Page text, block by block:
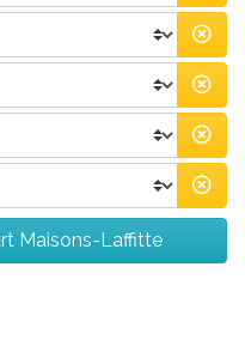
Maisons-Laffitte